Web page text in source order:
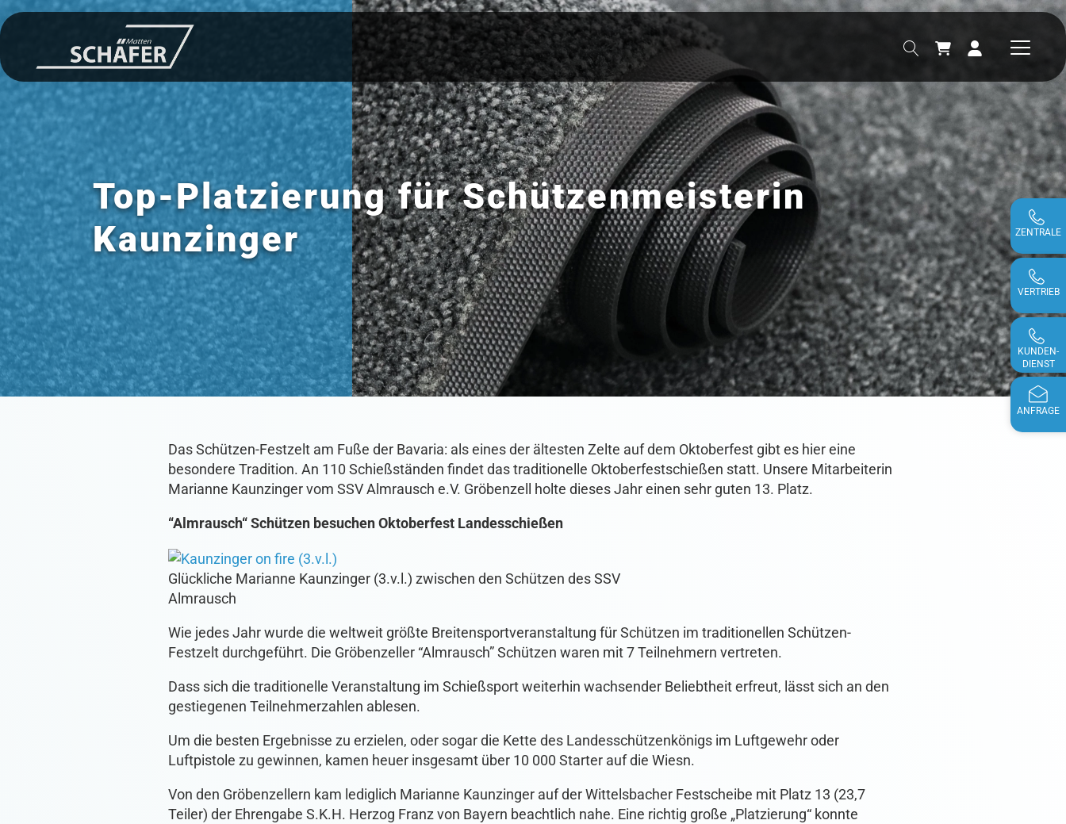
Top-Platzierung für Schützenmeisterin
Kaunzinger
Das Schützen-Festzelt am Fuße der Bavaria: als eines der ältesten Zelte auf dem Oktoberfest gibt es hier eine
besondere Tradition. An 110 Schießständen findet das traditionelle Oktoberfestschießen statt. Unsere Mitarbeiterin
Marianne Kaunzinger vom SSV Almrausch e.V. Gröbenzell holte dieses Jahr einen sehr guten 13. Platz.
“Almrausch“ Schützen besuchen Oktoberfest Landesschießen
Glückliche Marianne Kaunzinger (3.v.l.) zwischen den Schützen des SSV
Almrausch
Wie jedes Jahr wurde die weltweit größte Breitensportveranstaltung für Schützen im traditionellen Schützen-
Festzelt durchgeführt. Die Gröbenzeller “Almrausch” Schützen waren mit 7 Teilnehmern vertreten.
Dass sich die traditionelle Veranstaltung im Schießsport weiterhin wachsender Beliebtheit erfreut, lässt sich an den
gestiegenen Teilnehmerzahlen ablesen.
Um die besten Ergebnisse zu erzielen, oder sogar die Kette des Landesschützenkönigs im Luftgewehr oder
Luftpistole zu gewinnen, kamen heuer insgesamt über 10 000 Starter auf die Wiesn.
Von den Gröbenzellern kam lediglich Marianne Kaunzinger auf der Wittelsbacher Festscheibe mit Platz 13 (23,7
Teiler) der Ehrengabe S.K.H. Herzog Franz von Bayern beachtlich nahe. Eine richtig große „Platzierung“ konnte
ZENTRALE
VERTRIEB
KUNDEN-
DIENST
ANFRAGE